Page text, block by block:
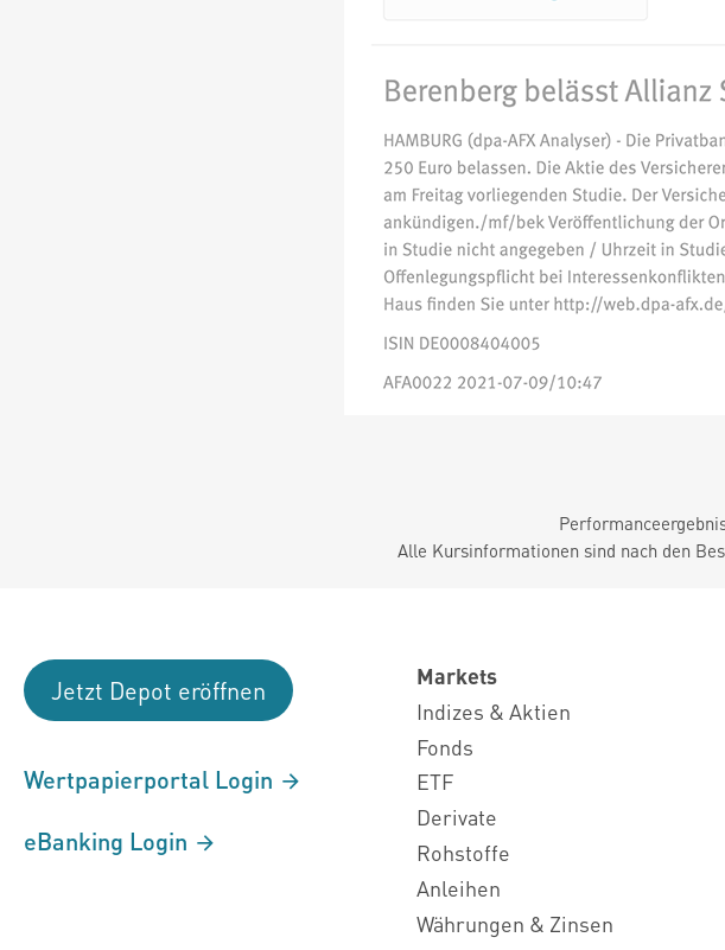
Alle Kursinformationen sind nach den
Jetzt Depot eröffnen
Wertpapierportal Login
eBanking Login
Markets
Indizes & Aktien
Fonds
ETF
Derivate
Rohstoffe
Anleihen
Währungen & Zinsen